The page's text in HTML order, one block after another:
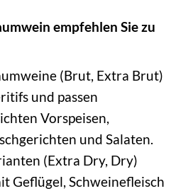
empfehlen Sie zu
(Brut, Extra Brut)
und passen
Vorspeisen,
und Salaten.
(Extra Dry, Dry)
Geflügel, Schweinefleisch